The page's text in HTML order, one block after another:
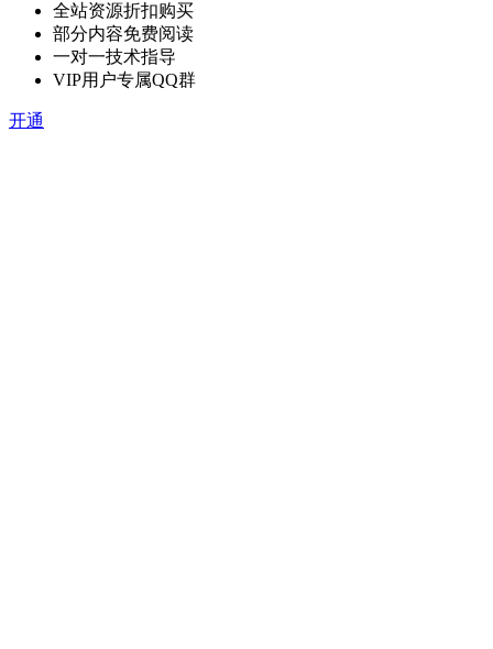
全站资源折扣购买
部分内容免费阅读
一对一技术指导
VIP用户专属QQ群
开通